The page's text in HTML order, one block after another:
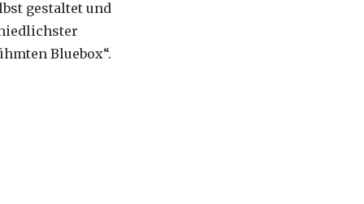
gestaltet und
Bluebox“.